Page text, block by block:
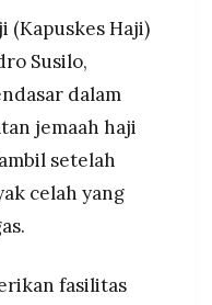
manipulasi data,
8 syarikah
kualitas
(Kapuskes Haji)
Susilo,
dalam
jemaah haji
setelah
celah yang
fasilitas